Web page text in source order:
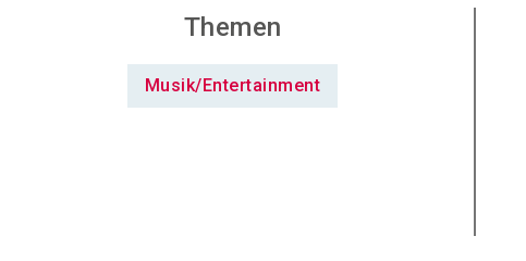
Themen
Musik/Entertainment